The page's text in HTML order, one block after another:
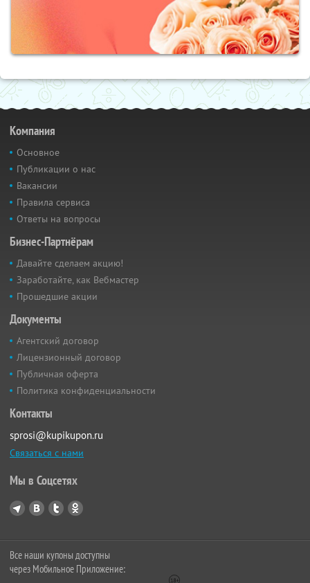
Компания
Основное
Публикации о нас
Вакансии
Правила сервиса
Ответы на вопросы
Бизнес-Партнёрам
Давайте сделаем акцию!
Заработайте, как Вебмастер
Прошедшие акции
Документы
Агентский договор
Лицензионный договор
Публичная оферта
Политика конфиденциальности
Контакты
sprosi@kupikupon.ru
Связаться с нами
Мы в Соцсетях
Все наши купоны доступны
через Мобильное Приложение: